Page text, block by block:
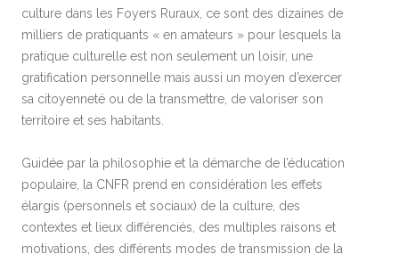
culture dans les Foyers Ruraux, ce sont des dizaines de
milliers de pratiquants « en amateurs » pour lesquels la
pratique culturelle est non seulement un loisir, une
gratification personnelle mais aussi un moyen d’exercer
sa citoyenneté ou de la transmettre, de valoriser son
territoire et ses habitants.
Guidée par la philosophie et la démarche de l’éducation
populaire, la CNFR prend en considération les effets
élargis (personnels et sociaux) de la culture, des
contextes et lieux différenciés, des multiples raisons et
motivations, des différents modes de transmission de la